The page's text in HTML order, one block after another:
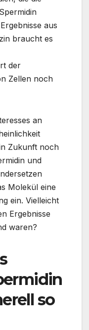
aus
braucht es
der
Zellen noch
an
Zukunft noch
und
Molekül eine
ein. Vielleicht
Ergebnisse
waren?
so